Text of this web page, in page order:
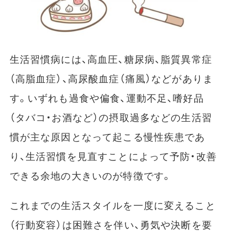
生活習慣病には、高血圧、糖尿病、脂質異常症
（高脂血症）、高尿酸血症（痛風）などがありま
す。いずれも過食や偏食、運動不足、嗜好品
（タバコ・お酒など）の摂取過多などの生活習
慣が主な原因となって起こる慢性疾患であ
り、生活習慣を見直すことによって予防・改善
できる余地の大きいのが特徴です。
これまでの生活スタイルを一度に変えること
（行動変容）は困難さを伴い、勇気や決断を要